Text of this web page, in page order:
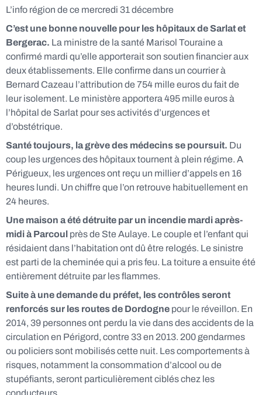
L’info région de ce mercredi 31 décembre
C’est une bonne nouvelle pour les hôpitaux de Sarlat et
Bergerac. La ministre de la santé Marisol Touraine a
confirmé mardi qu’elle apporterait son soutien financier aux
deux établissements. Elle confirme dans un courrier à
Bernard Cazeau l’attribution de 754 mille euros du fait de
leur isolement. Le ministère apportera 495 mille euros à
l’hôpital de Sarlat pour ses activités d’urgences et
d’obstétrique.
Santé toujours, la grève des médecins se poursuit. Du
coup les urgences des hôpitaux tournent à plein régime. A
Périgueux, les urgences ont reçu un millier d’appels en 16
heures lundi. Un chiffre que l’on retrouve habituellement en
24 heures.
Une maison a été détruite par un incendie mardi après-
midi à Parcoul près de Ste Aulaye. Le couple et l’enfant qui
résidaient dans l’habitation ont dû être relogés. Le sinistre
est parti de la cheminée qui a pris feu. La toiture a ensuite été
entièrement détruite par les flammes.
Suite à une demande du préfet, les contrôles seront
renforcés sur les routes de Dordogne pour le réveillon. En
2014, 39 personnes ont perdu la vie dans des accidents de la
circulation en Périgord, contre 33 en 2013. 200 gendarmes
ou policiers sont mobilisés cette nuit. Les comportements à
risques, notamment la consommation d’alcool ou de
stupéfiants, seront particulièrement ciblés chez les
conducteurs.